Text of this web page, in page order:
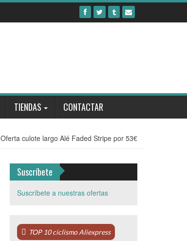
TIENDAS CONTACTAR
Oferta culote largo Alé Faded Stripe por 53€
Suscríbete
Suscríbete a nuestras ofertas
TOP 10 ciclismo Aliexpress